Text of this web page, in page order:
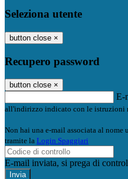
Seleziona utente
button close ×
Recupero password
button close ×
E-
all'indirizzo indicato con le istruzioni
Non hai una e-mail associata al nome
tramite la Login Spaggiari
E-mail inviata, si prega di